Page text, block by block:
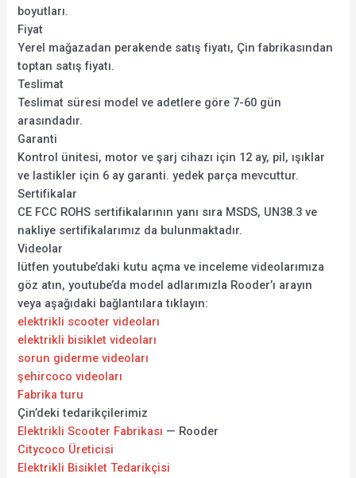
boyutları.
Fiyat
Yerel mağazadan perakende satış fiyatı, Çin fabrikasından
toptan satış fiyatı.
Teslimat
Teslimat süresi model ve adetlere göre 7-60 gün
arasındadır.
Garanti
Kontrol ünitesi, motor ve şarj cihazı için 12 ay, pil, ışıklar
ve lastikler için 6 ay garanti. yedek parça mevcuttur.
Sertifikalar
CE FCC ROHS sertifikalarının yanı sıra MSDS, UN38.3 ve
nakliye sertifikalarımız da bulunmaktadır.
Videolar
lütfen youtube’daki kutu açma ve inceleme videolarımıza
göz atın, youtube’da model adlarımızla Rooder’ı arayın
veya aşağıdaki bağlantılara tıklayın:
elektrikli scooter videoları
elektrikli bisiklet videoları
sorun giderme videoları
şehircoco videoları
Fabrika turu
Çin’deki tedarikçilerimiz
Elektrikli Scooter Fabrikası — Rooder
Citycoco Üreticisi
Elektrikli Bisiklet Tedarikçisi